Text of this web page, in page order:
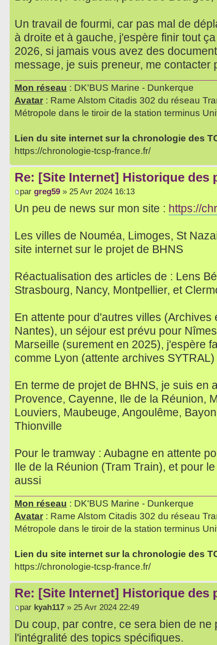
Un travail de fourmi, car pas mal de
à droite et à gauche, j'espère finir tout
2026, si jamais vous avez des
message, je suis preneur, me contacter
Mon réseau : DK'BUS Marine - Dunkerque
Avatar : Rame Alstom Citadis 302 du réseau
Métropole dans le tiroir de la station terminus
Lien du site internet sur la chronologie des
https://chronologie-tcsp-france.fr/
Re: [Site Internet] Historique des
par greg59 » 25 Avr 2024 16:13
Un peu de news sur mon site : https://
Les villes de Nouméa, Limoges, St
site internet sur le projet de BHNS
Réactualisation des articles de : Lens
Strasbourg, Nancy, Montpellier, et
En attente pour d'autres villes (Archives
Nantes), un séjour est prévu pour
Marseille (surement en 2025), j'espère
comme Lyon (attente archives SYTRAL)
En terme de projet de BHNS, je suis en
Provence, Cayenne, Ile de la Réunion,
Louviers, Maubeuge, Angoulême,
Thionville
Pour le tramway : Aubagne en attente
Ile de la Réunion (Tram Train), et pour
aussi
Mon réseau : DK'BUS Marine - Dunkerque
Avatar : Rame Alstom Citadis 302 du réseau
Métropole dans le tiroir de la station terminus
Lien du site internet sur la chronologie des
https://chronologie-tcsp-france.fr/
Re: [Site Internet] Historique des
par kyah117 » 25 Avr 2024 22:49
Du coup, par contre, ce sera bien de ne
l'intégralité des topics spécifiques.